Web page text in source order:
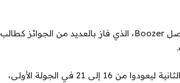
حصل Boozer، الذي فاز بالعديد من الجوائز كطالب
لقد جمعوا أيضًا خمسة اختيارات مستقبلية للجولة الثانية ليعودوا من 16 إلى 21 في الجولة الأولى،